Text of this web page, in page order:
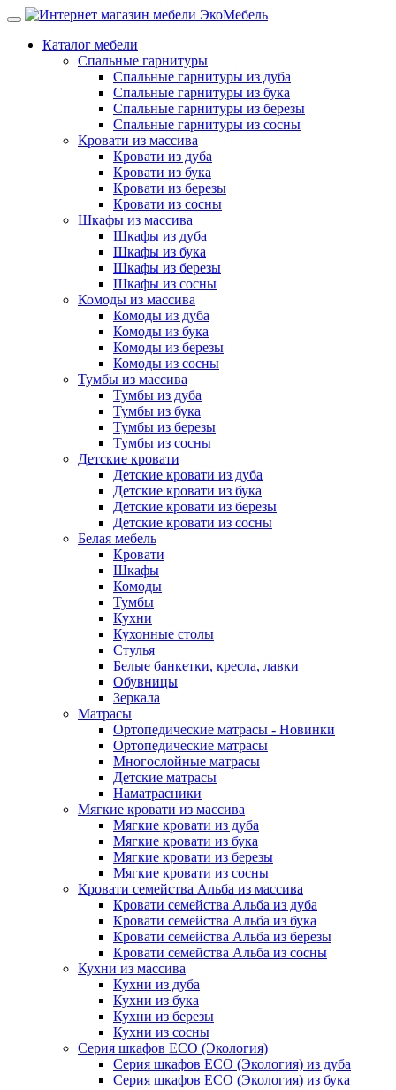
Каталог мебели
Спальные гарнитуры
Спальные гарнитуры из дуба
Спальные гарнитуры из бука
Спальные гарнитуры из березы
Спальные гарнитуры из сосны
Кровати из массива
Кровати из дуба
Кровати из бука
Кровати из березы
Кровати из сосны
Шкафы из массива
Шкафы из дуба
Шкафы из бука
Шкафы из березы
Шкафы из сосны
Комоды из массива
Комоды из дуба
Комоды из бука
Комоды из березы
Комоды из сосны
Тумбы из массива
Тумбы из дуба
Тумбы из бука
Тумбы из березы
Тумбы из сосны
Детские кровати
Детские кровати из дуба
Детские кровати из бука
Детские кровати из березы
Детские кровати из сосны
Белая мебель
Кровати
Шкафы
Комоды
Тумбы
Кухни
Кухонные столы
Стулья
Белые банкетки, кресла, лавки
Обувницы
Зеркала
Матрасы
Ортопедические матрасы - Новинки
Ортопедические матрасы
Многослойные матрасы
Детские матрасы
Наматрасники
Мягкие кровати из массива
Мягкие кровати из дуба
Мягкие кровати из бука
Мягкие кровати из березы
Мягкие кровати из сосны
Кровати семейства Альба из массива
Кровати семейства Альба из дуба
Кровати семейства Альба из бука
Кровати семейства Альба из березы
Кровати семейства Альба из сосны
Кухни из массива
Кухни из дуба
Кухни из бука
Кухни из березы
Кухни из сосны
Серия шкафов ECO (Экология)
Серия шкафов ECO (Экология) из дуба
Серия шкафов ECO (Экология) из бука